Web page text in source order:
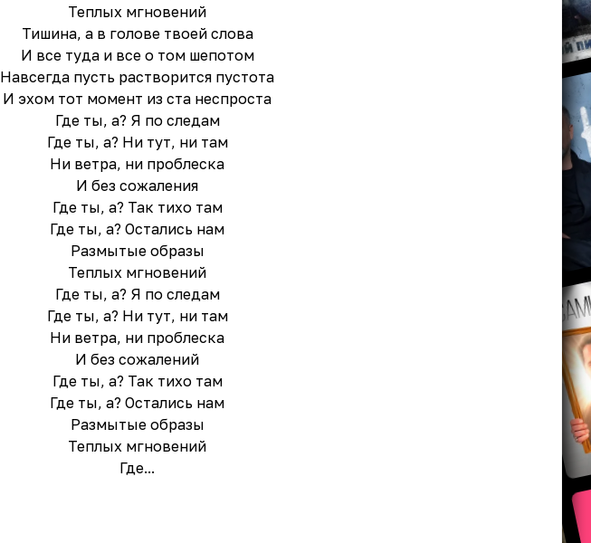
Теплых мгновений
Тишина, а в голове твоей слова
И все туда и все о том шепотом
Навсегда пусть растворится пустота
И эхом тот момент из ста неспроста
Где ты, а? Я по следам
Где ты, а? Ни тут, ни там
Ни ветра, ни проблеска
И без сожаления
Где ты, а? Так тихо там
Где ты, а? Остались нам
Размытые образы
Теплых мгновений
Где ты, а? Я по следам
Где ты, а? Ни тут, ни там
Ни ветра, ни проблеска
И без сожалений
Где ты, а? Так тихо там
Где ты, а? Остались нам
Размытые образы
Теплых мгновений
Где...